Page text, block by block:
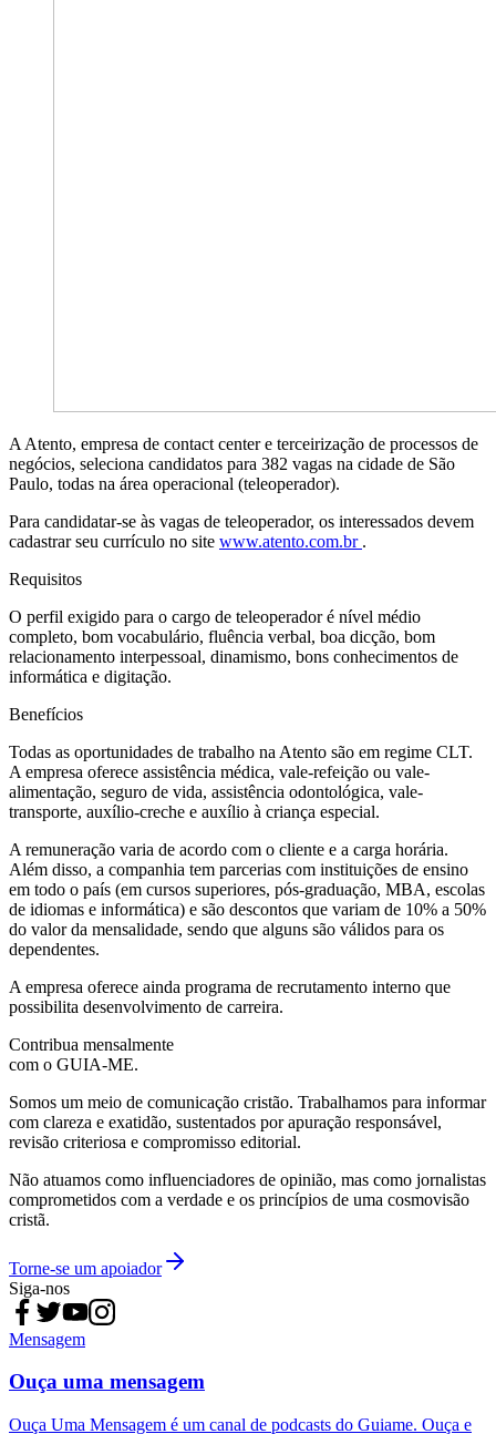
A Atento, empresa de contact center e terceirização de processos de
negócios, seleciona candidatos para 382 vagas na cidade de São
Paulo, todas na área operacional (teleoperador).
Para candidatar-se às vagas de teleoperador, os interessados devem
cadastrar seu currículo no site www.atento.com.br .
Requisitos
O perfil exigido para o cargo de teleoperador é nível médio
completo, bom vocabulário, fluência verbal, boa dicção, bom
relacionamento interpessoal, dinamismo, bons conhecimentos de
informática e digitação.
Benefícios
Todas as oportunidades de trabalho na Atento são em regime CLT.
A empresa oferece assistência médica, vale-refeição ou vale-
alimentação, seguro de vida, assistência odontológica, vale-
transporte, auxílio-creche e auxílio à criança especial.
A remuneração varia de acordo com o cliente e a carga horária.
Além disso, a companhia tem parcerias com instituições de ensino
em todo o país (em cursos superiores, pós-graduação, MBA, escolas
de idiomas e informática) e são descontos que variam de 10% a 50%
do valor da mensalidade, sendo que alguns são válidos para os
dependentes.
A empresa oferece ainda programa de recrutamento interno que
possibilita desenvolvimento de carreira.
Contribua mensalmente
com o GUIA-ME.
Somos um meio de comunicação cristão. Trabalhamos para informar
com clareza e exatidão, sustentados por apuração responsável,
revisão criteriosa e compromisso editorial.
Não atuamos como influenciadores de opinião, mas como jornalistas
comprometidos com a verdade e os princípios de uma cosmovisão
cristã.
Torne-se um apoiador
Siga-nos
Mensagem
Ouça uma mensagem
Ouça Uma Mensagem é um canal de podcasts do Guiame. Ouça e